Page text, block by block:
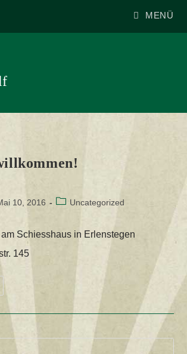
MENÜ
10, 2016
Beitrags-
Uncategorized
Schiesshaus in Erlenstegen
145